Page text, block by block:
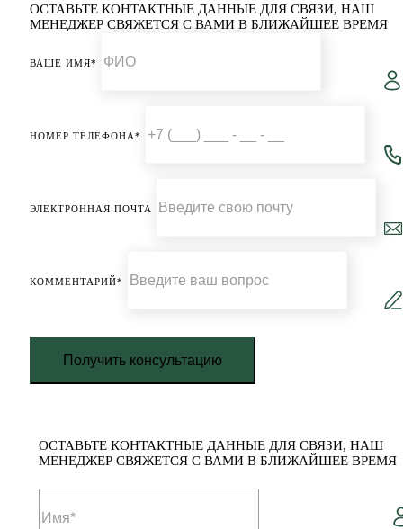
ОСТАВЬТЕ КОНТАКТНЫЕ ДАННЫЕ ДЛЯ СВЯЗИ, НАШ
МЕНЕДЖЕР СВЯЖЕТСЯ С ВАМИ В БЛИЖАЙШЕЕ ВРЕМЯ
ВАШЕ ИМЯ*
НОМЕР ТЕЛЕФОНА*
ЭЛЕКТРОННАЯ ПОЧТА
КОММЕНТАРИЙ*
Получить консультацию
ОСТАВЬТЕ КОНТАКТНЫЕ ДАННЫЕ ДЛЯ СВЯЗИ, НАШ
МЕНЕДЖЕР СВЯЖЕТСЯ С ВАМИ В БЛИЖАЙШЕЕ ВРЕМЯ